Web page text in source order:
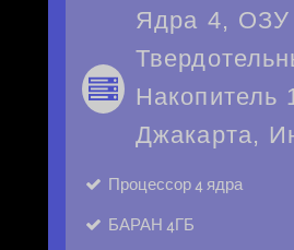
Ядра 4, ОЗУ
Накопитель
Джакарта,
Процессор4 ядра
БАРАН 4ГБ